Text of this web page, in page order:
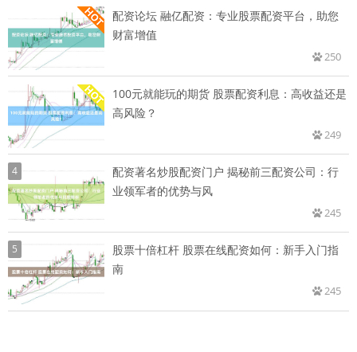
配资论坛 融亿配资：专业股票配资平台，助您
财富增值
250
100元就能玩的期货 股票配资利息：高收益还是
高风险？
249
4
配资著名炒股配资门户 揭秘前三配资公司：行
业领军者的优势与风
245
5
股票十倍杠杆 股票在线配资如何：新手入门指
南
245